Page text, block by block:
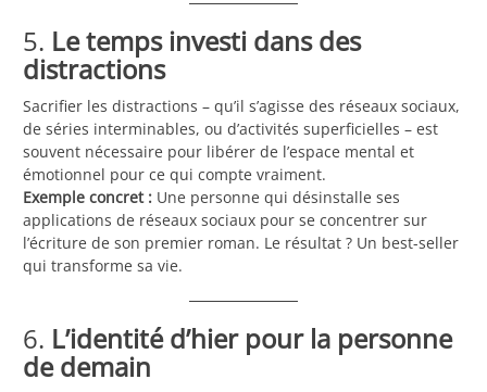
5. Le temps investi dans des
distractions
Sacrifier les distractions – qu’il s’agisse des réseaux sociaux,
de séries interminables, ou d’activités superficielles – est
souvent nécessaire pour libérer de l’espace mental et
émotionnel pour ce qui compte vraiment.
Exemple concret : Une personne qui désinstalle ses
applications de réseaux sociaux pour se concentrer sur
l’écriture de son premier roman. Le résultat ? Un best-seller
qui transforme sa vie.
6. L’identité d’hier pour la personne
de demain